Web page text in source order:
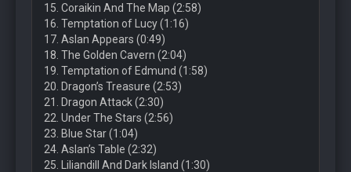
15. Coraikin And The Map (2:58)
16. Temptation of Lucy (1:16)
17. Aslan Appears (0:49)
18. The Golden Cavern (2:04)
19. Temptation of Edmund (1:58)
20. Dragon’s Treasure (2:53)
21. Dragon Attack (2:30)
22. Under The Stars (2:56)
23. Blue Star (1:04)
24. Aslan’s Table (2:32)
25. Liliandill And Dark Island (1:30)